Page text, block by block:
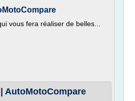
vous fera réaliser de belles...
AutoMotoCompare